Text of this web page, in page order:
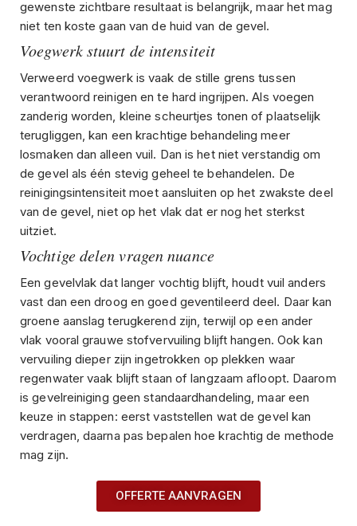
gewenste zichtbare resultaat is belangrijk, maar het mag
niet ten koste gaan van de huid van de gevel.
Voegwerk stuurt de intensiteit
Verweerd voegwerk is vaak de stille grens tussen
verantwoord reinigen en te hard ingrijpen. Als voegen
zanderig worden, kleine scheurtjes tonen of plaatselijk
terugliggen, kan een krachtige behandeling meer
losmaken dan alleen vuil. Dan is het niet verstandig om
de gevel als één stevig geheel te behandelen. De
reinigingsintensiteit moet aansluiten op het zwakste deel
van de gevel, niet op het vlak dat er nog het sterkst
uitziet.
Vochtige delen vragen nuance
Een gevelvlak dat langer vochtig blijft, houdt vuil anders
vast dan een droog en goed geventileerd deel. Daar kan
groene aanslag terugkerend zijn, terwijl op een ander
vlak vooral grauwe stofvervuiling blijft hangen. Ook kan
vervuiling dieper zijn ingetrokken op plekken waar
regenwater vaak blijft staan of langzaam afloopt. Daarom
is gevelreiniging geen standaardhandeling, maar een
keuze in stappen: eerst vaststellen wat de gevel kan
verdragen, daarna pas bepalen hoe krachtig de methode
mag zijn.
OFFERTE AANVRAGEN